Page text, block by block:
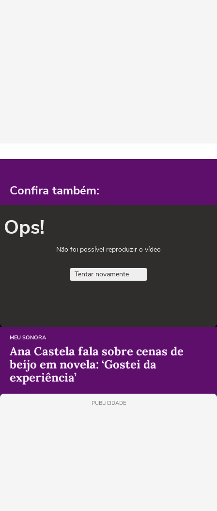
Confira também:
Ops!
Não foi possível reproduzir o vídeo
Tentar novamente
MEU SONORA
Ana Castela fala sobre cenas de
beijo em novela: ‘Gostei da
experiência’
PUBLICIDADE